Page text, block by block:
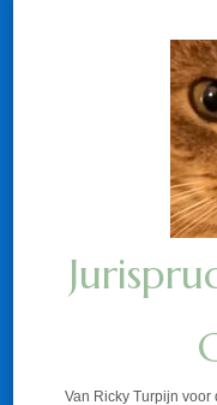
Van Ricky Turpijn voor